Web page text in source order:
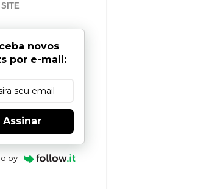
novos
por e-mail:
Assinar
by